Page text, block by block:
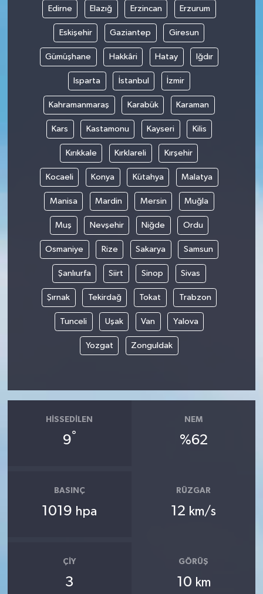
Edirne Elazığ Erzincan Erzurum
Eskişehir Gaziantep Giresun
Gümüşhane Hakkâri Hatay Iğdır
Isparta İstanbul İzmir
Kahramanmaraş Karabük Karaman
Kars Kastamonu Kayseri Kilis
Kırıkkale Kırklareli Kırşehir
Kocaeli Konya Kütahya Malatya
Manisa Mardin Mersin Muğla
Muş Nevşehir Niğde Ordu
Osmaniye Rize Sakarya Samsun
Şanlıurfa Siirt Sinop Sivas
Şırnak Tekirdağ Tokat Trabzon
Tunceli Uşak Van Yalova
Yozgat Zonguldak
HISSEDILEN
9°
NEM
%62
BASINÇ
1019 hpa
RÜZGAR
12 km/s
ÇIY
3
GÖRÜŞ
10 km